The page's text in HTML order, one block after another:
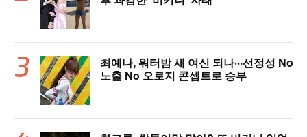
최예나, 워터밤 새 여신 되나···선정성 No
노출 No 오로지 콘셉트로 승부